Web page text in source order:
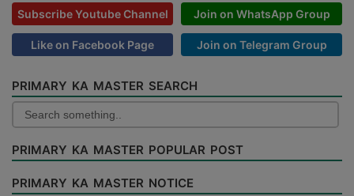
Subscribe Youtube Channel Join on WhatsApp Group
Like on Facebook Page Join on Telegram Group
PRIMARY KA MASTER SEARCH
PRIMARY KA MASTER POPULAR POST
PRIMARY KA MASTER NOTICE